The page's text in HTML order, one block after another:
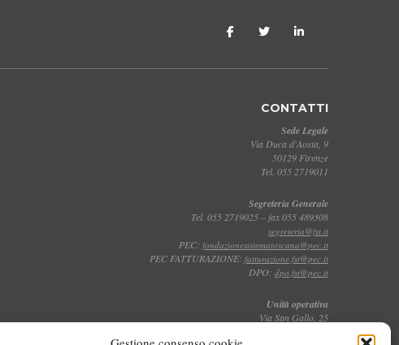
CONTATTI
Sede Legale
Via Duca d'Aosta, 9
50129 Firenze
Tel. 055 2719011
Segreteria Generale
Tel. 055 2719025 – fax 055 489308
segreteria@fst.it
PEC: fondazionesistematoscana@pec.it
PEC FATTURAZIONE: fatturazione.fst@pec.it
DPO: dpo.fst@pec.it
Unità operativa
Via San Gallo, 25